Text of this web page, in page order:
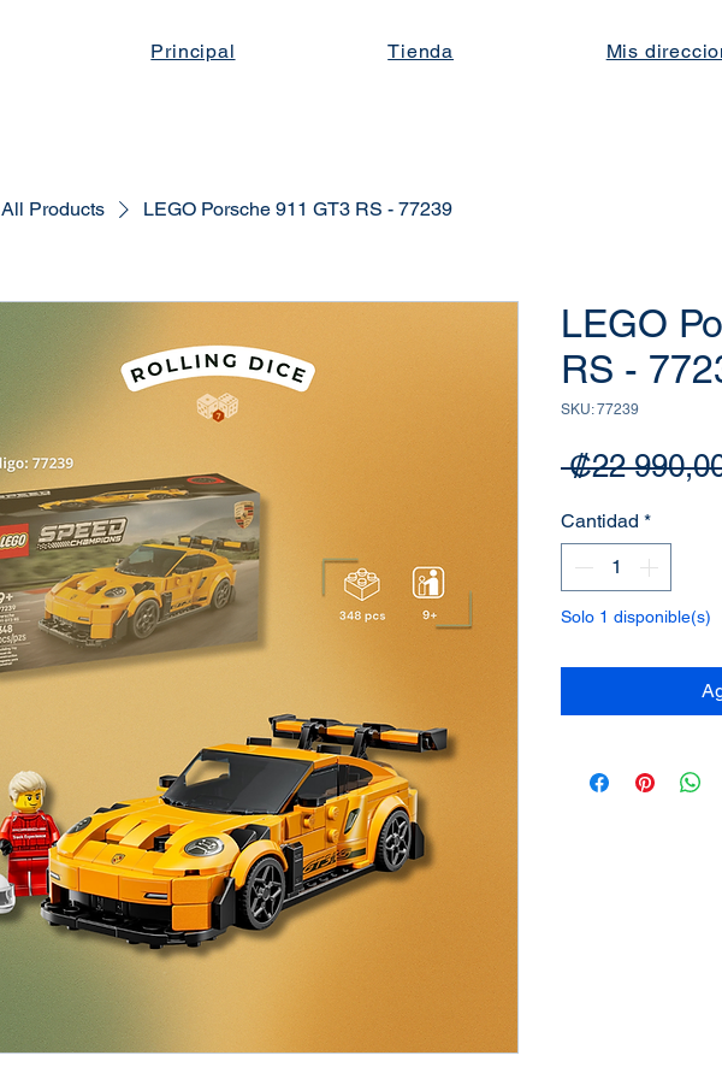
Principal Tienda Mis
All Products LEGO Porsche 911 GT3 RS - 77239
LEGO
RS -
SKU: 77239
₡22
Cantidad *
Solo 1 disponible(s)